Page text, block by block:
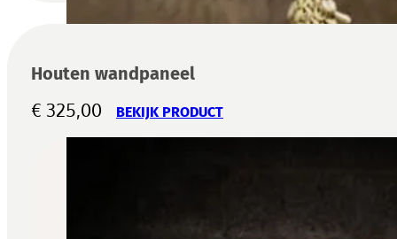
Houten wandpaneel
€ 325,00 BEKIJK PRODUCT